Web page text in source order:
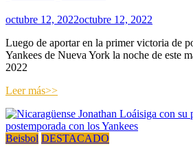
octubre 12, 2022octubre 12, 2022
Luego de aportar en la primer victoria de
Yankees de Nueva York la noche de este
2022
Leer más>>
Beisbol DESTACADO